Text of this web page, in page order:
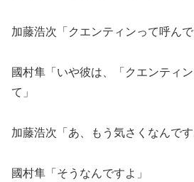
加藤浩次「クエンティンって呼んで
國村隼「いや彼は、「クエンティ
て」
加藤浩次「あ、もう気さくなんです
國村隼「そうなんですよ」